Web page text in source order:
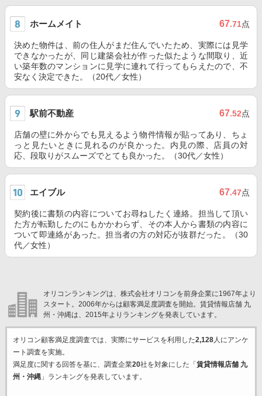
ホームメイト 67.71点
決めた物件は、前の住人がまだ住んでいたため、実際には見学
できなかったが、同じ建築会社が作った似たような間取り、近
い築年数のマンションに見学に連れて行ってもらえたので、不
安なく決定できた。（20代／女性）
駅前不動産 67.52点
店舗の壁に外からでも見えるよう物件情報が貼ってあり、ちょ
っと見たいときに見れるのが良かった。内見の際、店員の対
応、段取りがスムーズでとても良かった。（30代／女性）
エイブル 67.47点
契約後に書類の内容についてお尋ねしたく連絡。担当して頂い
た方が転勤したのにもかかわらず、その本人から書類の内容に
ついて即連絡があった。担当者の方の対応が抜群だった。（30
代／女性）
オリコンランキングは、株式会社オリコンを前身企業に1967年より
スタート。2006年からは顧客満足度調査を開始。賃貸情報店舗 九
州・沖縄は、2015年よりランキングを発表しています。
オリコン顧客満足度調査では、実際にサービスを利用した2,128人にアンケ
ート調査を実施。
満足度に関する回答を基に、調査企業20社を対象にした「 賃貸情報店舗 九
州・沖縄」ランキングを発表しています。